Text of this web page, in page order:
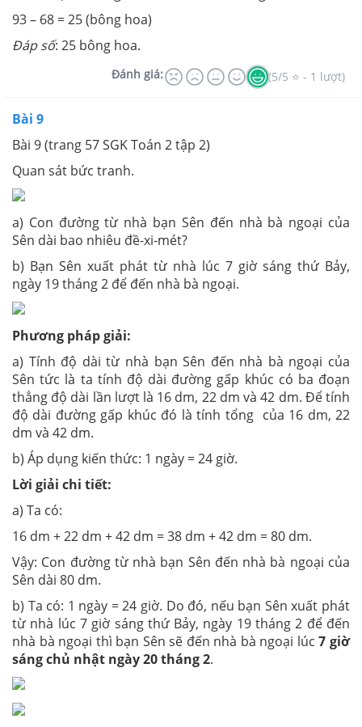
93 – 68 = 25 (bông hoa)
Đáp số: 25 bông hoa.
Đánh giá: (5/5 ⭐ - 1 lượt)
Bài 9
Bài 9 (trang 57 SGK Toán 2 tập 2)
Quan sát bức tranh.
a) Con đường từ nhà bạn Sên đến nhà bà ngoại của
Sên dài bao nhiêu đề-xi-mét?
b) Bạn Sên xuất phát từ nhà lúc 7 giờ sáng thứ Bảy,
ngày 19 tháng 2 để đến nhà bà ngoại.
Phương pháp giải:
a) Tính độ dài từ nhà bạn Sên đến nhà bà ngoại của
Sên tức là ta tính độ dài đường gấp khúc có ba đoạn
thẳng độ dài lần lượt là 16 dm, 22 dm và 42 dm. Để tính
độ dài đường gấp khúc đó là tính tổng của 16 dm, 22
dm và 42 dm.
b) Áp dụng kiến thức: 1 ngày = 24 giờ.
Lời giải chi tiết:
a) Ta có:
16 dm + 22 dm + 42 dm = 38 dm + 42 dm = 80 dm.
Vậy: Con đường từ nhà bạn Sên đến nhà bà ngoại của
Sên dài 80 dm.
b) Ta có: 1 ngày = 24 giờ. Do đó, nếu bạn Sên xuất phát
từ nhà lúc 7 giờ sáng thứ Bảy, ngày 19 tháng 2 để đến
nhà bà ngoại thì bạn Sên sẽ đến nhà bà ngoại lúc7 giờ
sáng chủ nhật ngày 20 tháng 2.